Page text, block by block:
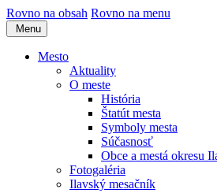
Rovno na obsah Rovno na menu
Menu
Mesto
Aktuality
O meste
História
Štatút mesta
Symboly mesta
Súčasnosť
Obce a mestá okresu
Fotogaléria
Ilavský mesačník